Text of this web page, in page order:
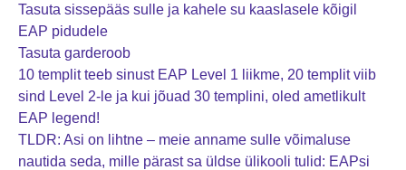
Tasuta sissepääs sulle ja kahele su kaaslasele kõigil
EAP pidudele
Tasuta garderoob
10 templit teeb sinust EAP Level 1 liikme, 20 templit viib
sind Level 2-le ja kui jõuad 30 templini, oled ametlikult
EAP legend!
TLDR: Asi on lihtne – meie anname sulle võimaluse
nautida seda, mille pärast sa üldse ülikooli tulid: EAPsi